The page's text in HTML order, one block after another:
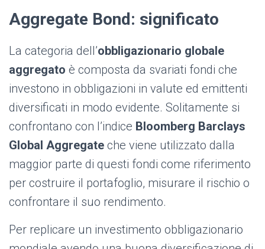
Aggregate Bond: significato
La categoria dell’obbligazionario globale
aggregato è composta da svariati fondi che
investono in obbligazioni in valute ed emittenti
diversificati in modo evidente. Solitamente si
confrontano con l’indice Bloomberg Barclays
Global Aggregate che viene utilizzato dalla
maggior parte di questi fondi come riferimento
per costruire il portafoglio, misurare il rischio o
confrontare il suo rendimento.
Per replicare un investimento obbligazionario